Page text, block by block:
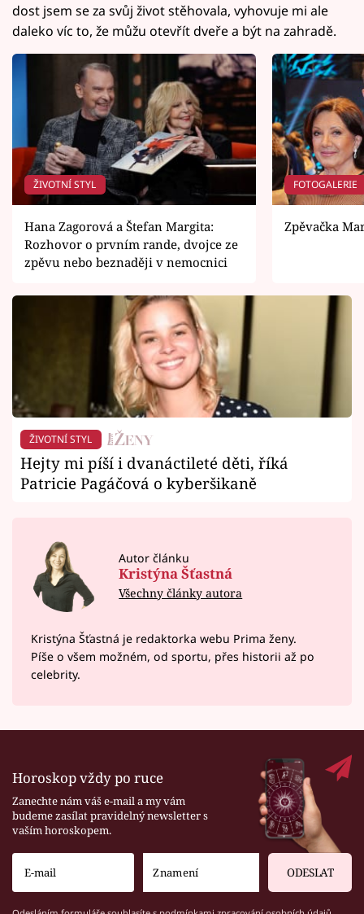
dost jsem se za svůj život stěhovala, vyhovuje mi ale
daleko víc to, že můžu otevřít dveře a být na zahradě.
ŽIVOTNÍ STYL
Hana Zagorová a Štefan Margita:
Rozhovor o prvním rande, dvojce ze
zpěvu nebo beznaději v nemocnici
FOTOGALERIE
Zpěvačka
ŽIVOTNÍ STYL
Hejty mi píší i dvanáctileté děti, říká
Patricie Pagáčová o kyberšikaně
Autor článku
Kristýna Šťastná
Všechny články autora
Kristýna Šťastná je redaktorka webu Prima ženy.
Píše o všem možném, od sportu, přes historii až po
celebrity.
Horoskop vždy po ruce
Zanechte nám váš e-mail a my vám
budeme zasílat pravidelný newsletter s
vaším horoskopem.
ODESLAT